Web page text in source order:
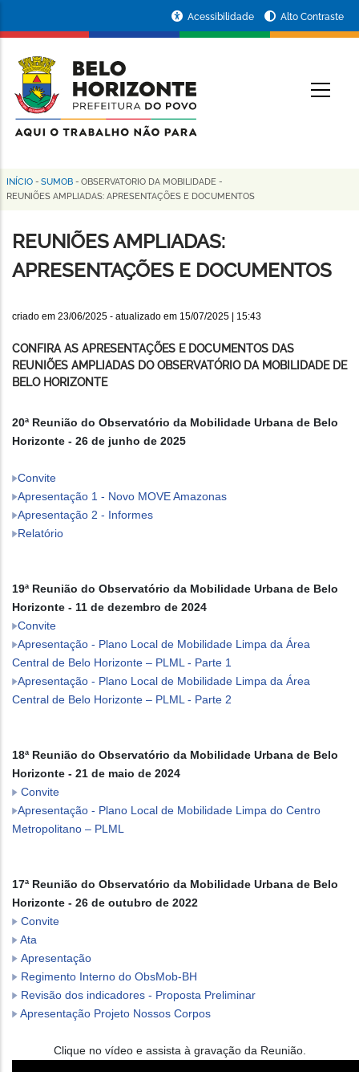
conteúdo
principal
da
Prefeitura
de
Horizonte
Acessibilidade Alto Contraste
Trilha
navegação
INÍCIO - SUMOB - OBSERVATORIO DA MOBILIDADE -
REUNIÕES AMPLIADAS: APRESENTAÇÕES E DOCUMENTOS
REUNIÕES AMPLIADAS:
APRESENTAÇÕES E DOCUMENTOS
criado em 23/06/2025 - atualizado em 15/07/2025 | 15:43
CONFIRA AS APRESENTAÇÕES E DOCUMENTOS DAS
REUNIÕES AMPLIADAS DO OBSERVATÓRIO DA MOBILIDADE DE
BELO HORIZONTE
20ª Reunião do Observatório da Mobilidade Urbana de Belo
Horizonte - 26 de junho de 2025
Convite
Apresentação 1 - Novo MOVE Amazonas
Apresentação 2 - Informes
Relatório
19ª Reunião do Observatório da Mobilidade Urbana de Belo
Horizonte - 11 de dezembro de 2024
Convite
Apresentação - Plano Local de Mobilidade Limpa da Área
Central de Belo Horizonte – PLML - Parte 1
Apresentação - Plano Local de Mobilidade Limpa da Área
Central de Belo Horizonte – PLML - Parte 2
18ª Reunião do Observatório da Mobilidade Urbana de Belo
Horizonte - 21 de maio de 2024
Convite
Apresentação - Plano Local de Mobilidade Limpa do Centro
Metropolitano – PLML
17ª Reunião do Observatório da Mobilidade Urbana de Belo
Horizonte - 26 de outubro de 2022
Convite
Ata
Apresentação
Regimento Interno do ObsMob-BH
Revisão dos indicadores - Proposta Preliminar
Apresentação Projeto Nossos Corpos
Clique no vídeo e assista à gravação da Reunião.